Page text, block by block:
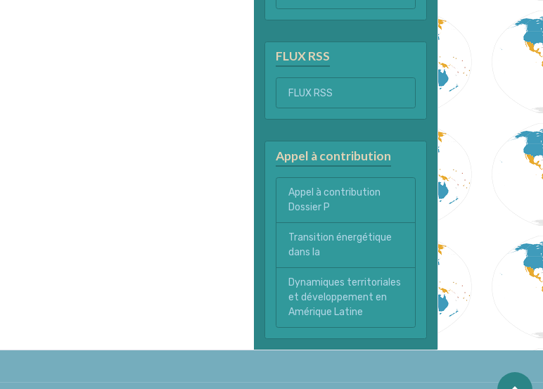
FLUX RSS
FLUX RSS
Appel à contribution
Appel à contribution
Dossier P
Transition énergétique
dans la
Dynamiques territoriales
et développement en
Amérique Latine